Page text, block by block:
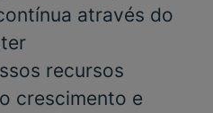
através do
recursos
crescimento e